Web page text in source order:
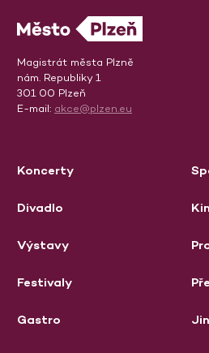
Magistrát města Plzně
nám. Republiky 1
301 00 Plzeň
E-mail: akce@plzen.eu
Koncerty
Divadlo
Výstavy
Festivaly
Gastro